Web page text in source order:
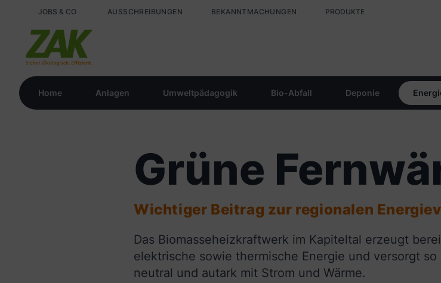
JOBS & CO AUSSCHREIBUNGEN BEKANNTMACHUNGEN PRODUKTE
Home Anlagen Umweltpädagogik Bio-Abfall Deponie
Grüne
Wichtiger Beitrag zur regionalen
Das Biomasseheizkraftwerk im Kapiteltal erzeugt
elektrische sowie thermische Energie und versorgt
neutral und autark mit Strom und Wärme.